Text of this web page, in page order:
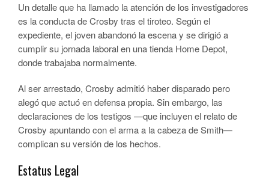
Un detalle que ha llamado la atención de los investigadores
es la conducta de Crosby tras el tiroteo. Según el
expediente, el joven abandonó la escena y se dirigió a
cumplir su jornada laboral en una tienda Home Depot,
donde trabajaba normalmente.
Al ser arrestado, Crosby admitió haber disparado pero
alegó que actuó en defensa propia. Sin embargo, las
declaraciones de los testigos —que incluyen el relato de
Crosby apuntando con el arma a la cabeza de Smith—
complican su versión de los hechos.
Estatus Legal